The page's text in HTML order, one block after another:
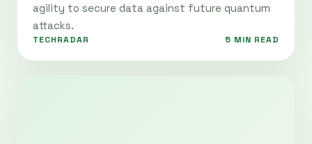
agility to secure data against future quantum
attacks.
TECHRADAR 5 MIN READ